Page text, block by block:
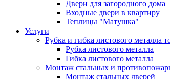
Двери для загородного дома
Входные двери в квартиру
Теплицы "Матушка"
Услуги
Рубка и гибка листового металла
Рубка листового металла
Гибка листового металла
Монтаж стальных и
Монтаж стальных дверей